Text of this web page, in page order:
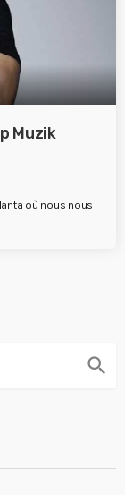
Muzik
où nous nous
search